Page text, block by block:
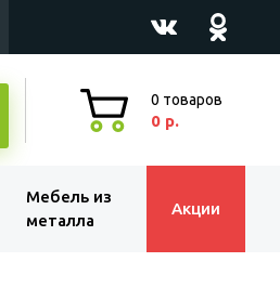
0 товаров
0 р.
Мебель из
металла
Акции